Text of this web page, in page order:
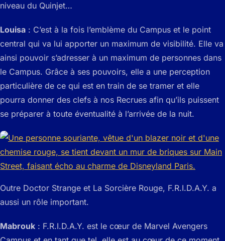
niveau du Quinjet…
Louisa : C’est à la fois l’emblème du Campus et le point
central qui va lui apporter un maximum de visibilité. Elle va
ainsi pouvoir s’adresser à un maximum de personnes dans
le Campus. Grâce à ses pouvoirs, elle a une perception
particulière de ce qui est en train de se tramer et elle
pourra donner des clefs à nos Recrues afin qu’ils puissent
se préparer à toute éventualité à l’arrivée de la nuit.
Outre Doctor Strange et La Sorcière Rouge, F.R.I.D.A.Y. a
aussi un rôle important.
Mabrouk : F.R.I.D.A.Y. est le cœur de Marvel Avengers